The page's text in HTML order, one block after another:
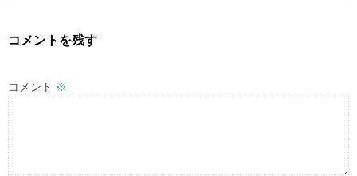
コメントを残す
コメント ※